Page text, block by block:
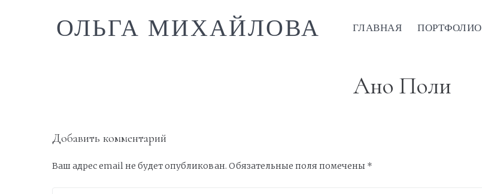
ОЛЬГА МИХАЙЛОВА ГЛАВНАЯ ПОРТФОЛИО
Ано Поли
Добавить комментарий
Ваш адрес email не будет опубликован. Обязательные поля помечены *